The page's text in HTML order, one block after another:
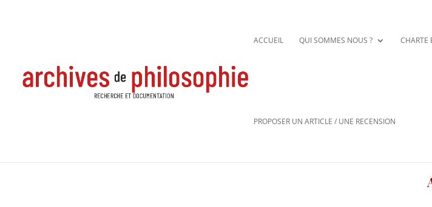
ACCUEIL QUI SOMMES NOUS ? CHARTE
PROPOSER UN ARTICLE / UNE RECENSION